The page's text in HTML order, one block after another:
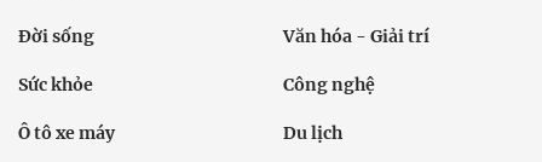
Đời sống Văn hóa - Giải trí
Sức khỏe Công nghệ
Ô tô xe máy Du lịch